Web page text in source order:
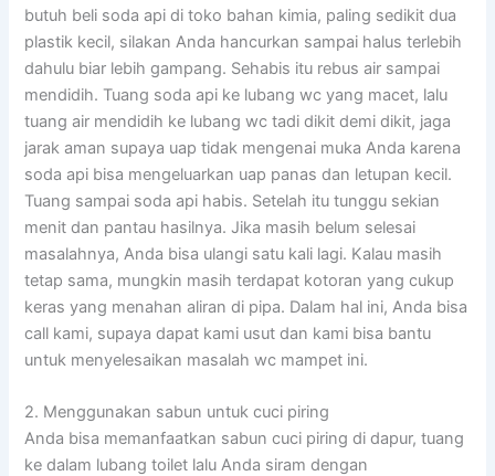
butuh beli soda api di toko bahan kimia, paling sedikit dua
plastik kecil, silakan Anda hancurkan sampai halus terlebih
dahulu biar lebih gampang. Sehabis itu rebus air sampai
mendidih. Tuang soda api ke lubang wc yang macet, lalu
tuang air mendidih ke lubang wc tadi dikit demi dikit, jaga
jarak aman supaya uap tidak mengenai muka Anda karena
soda api bisa mengeluarkan uap panas dan letupan kecil.
Tuang sampai soda api habis. Setelah itu tunggu sekian
menit dan pantau hasilnya. Jika masih belum selesai
masalahnya, Anda bisa ulangi satu kali lagi. Kalau masih
tetap sama, mungkin masih terdapat kotoran yang cukup
keras yang menahan aliran di pipa. Dalam hal ini, Anda bisa
call kami, supaya dapat kami usut dan kami bisa bantu
untuk menyelesaikan masalah wc mampet ini.
2. Menggunakan sabun untuk cuci piring
Anda bisa memanfaatkan sabun cuci piring di dapur, tuang
ke dalam lubang toilet lalu Anda siram dengan